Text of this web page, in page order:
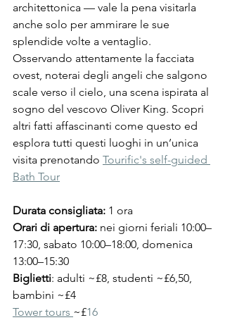
architettonica — vale la pena visitarla
anche solo per ammirare le sue
splendide volte a ventaglio.
Osservando attentamente la facciata
ovest, noterai degli angeli che salgono
scale verso il cielo, una scena ispirata al
sogno del vescovo Oliver King. Scopri
altri fatti affascinanti come questo ed
esplora tutti questi luoghi in un’unica
visita prenotando Tourific's self-guided
Bath Tour
Durata consigliata: 1 ora
Orari di apertura: nei giorni feriali 10:00–
17:30, sabato 10:00–18:00, domenica
13:00–15:30
Biglietti: adulti ~£8, studenti ~£6,50,
bambini ~£4
Tower tours ~£16